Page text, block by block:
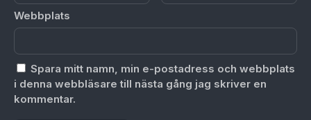
Webbplats
Spara mitt namn, min e-postadress och webbplats
i denna webbläsare till nästa gång jag skriver en
kommentar.